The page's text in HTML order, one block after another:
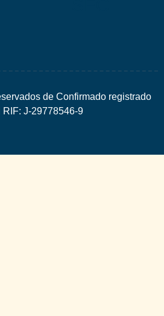
de Confirmado registrado
RIF: J-29778546-9